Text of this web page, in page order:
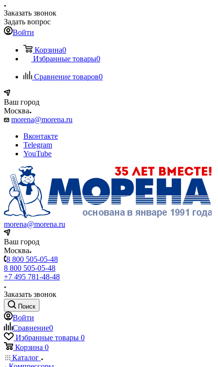
Заказать звонок
Задать вопрос
Войти
Корзина0
Избранные товары0
Сравнение товаров0
Ваш город
Москва
morena@morena.ru
Вконтакте
Telegram
YouTube
morena@morena.ru
Ваш город
Москва
8 800 505-05-48
8 800 505-05-48
+7 495 781-48-48
Заказать звонок
Поиск
Войти
Сравнение0
Избранные товары 0
Корзина 0
Каталог